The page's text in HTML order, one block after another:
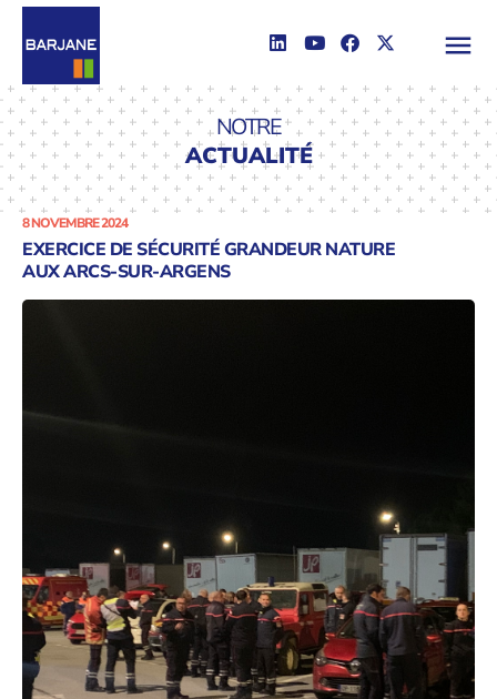
NOTRE
ACTUALITÉ
8 NOVEMBRE 2024
EXERCICE DE SÉCURITÉ GRANDEUR NATURE
AUX ARCS-SUR-ARGENS